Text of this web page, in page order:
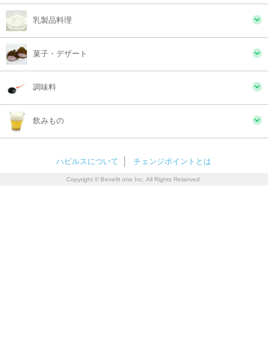
乳製品料理
菓子・デザート
調味料
飲みもの
ハピルスについて チェンジポイントとは
Copyright © Benefit one Inc. All Rights Reserved.